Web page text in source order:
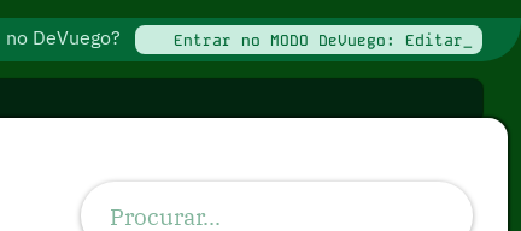
DeVuego? Entrar no MODO DeVuego: Editar_